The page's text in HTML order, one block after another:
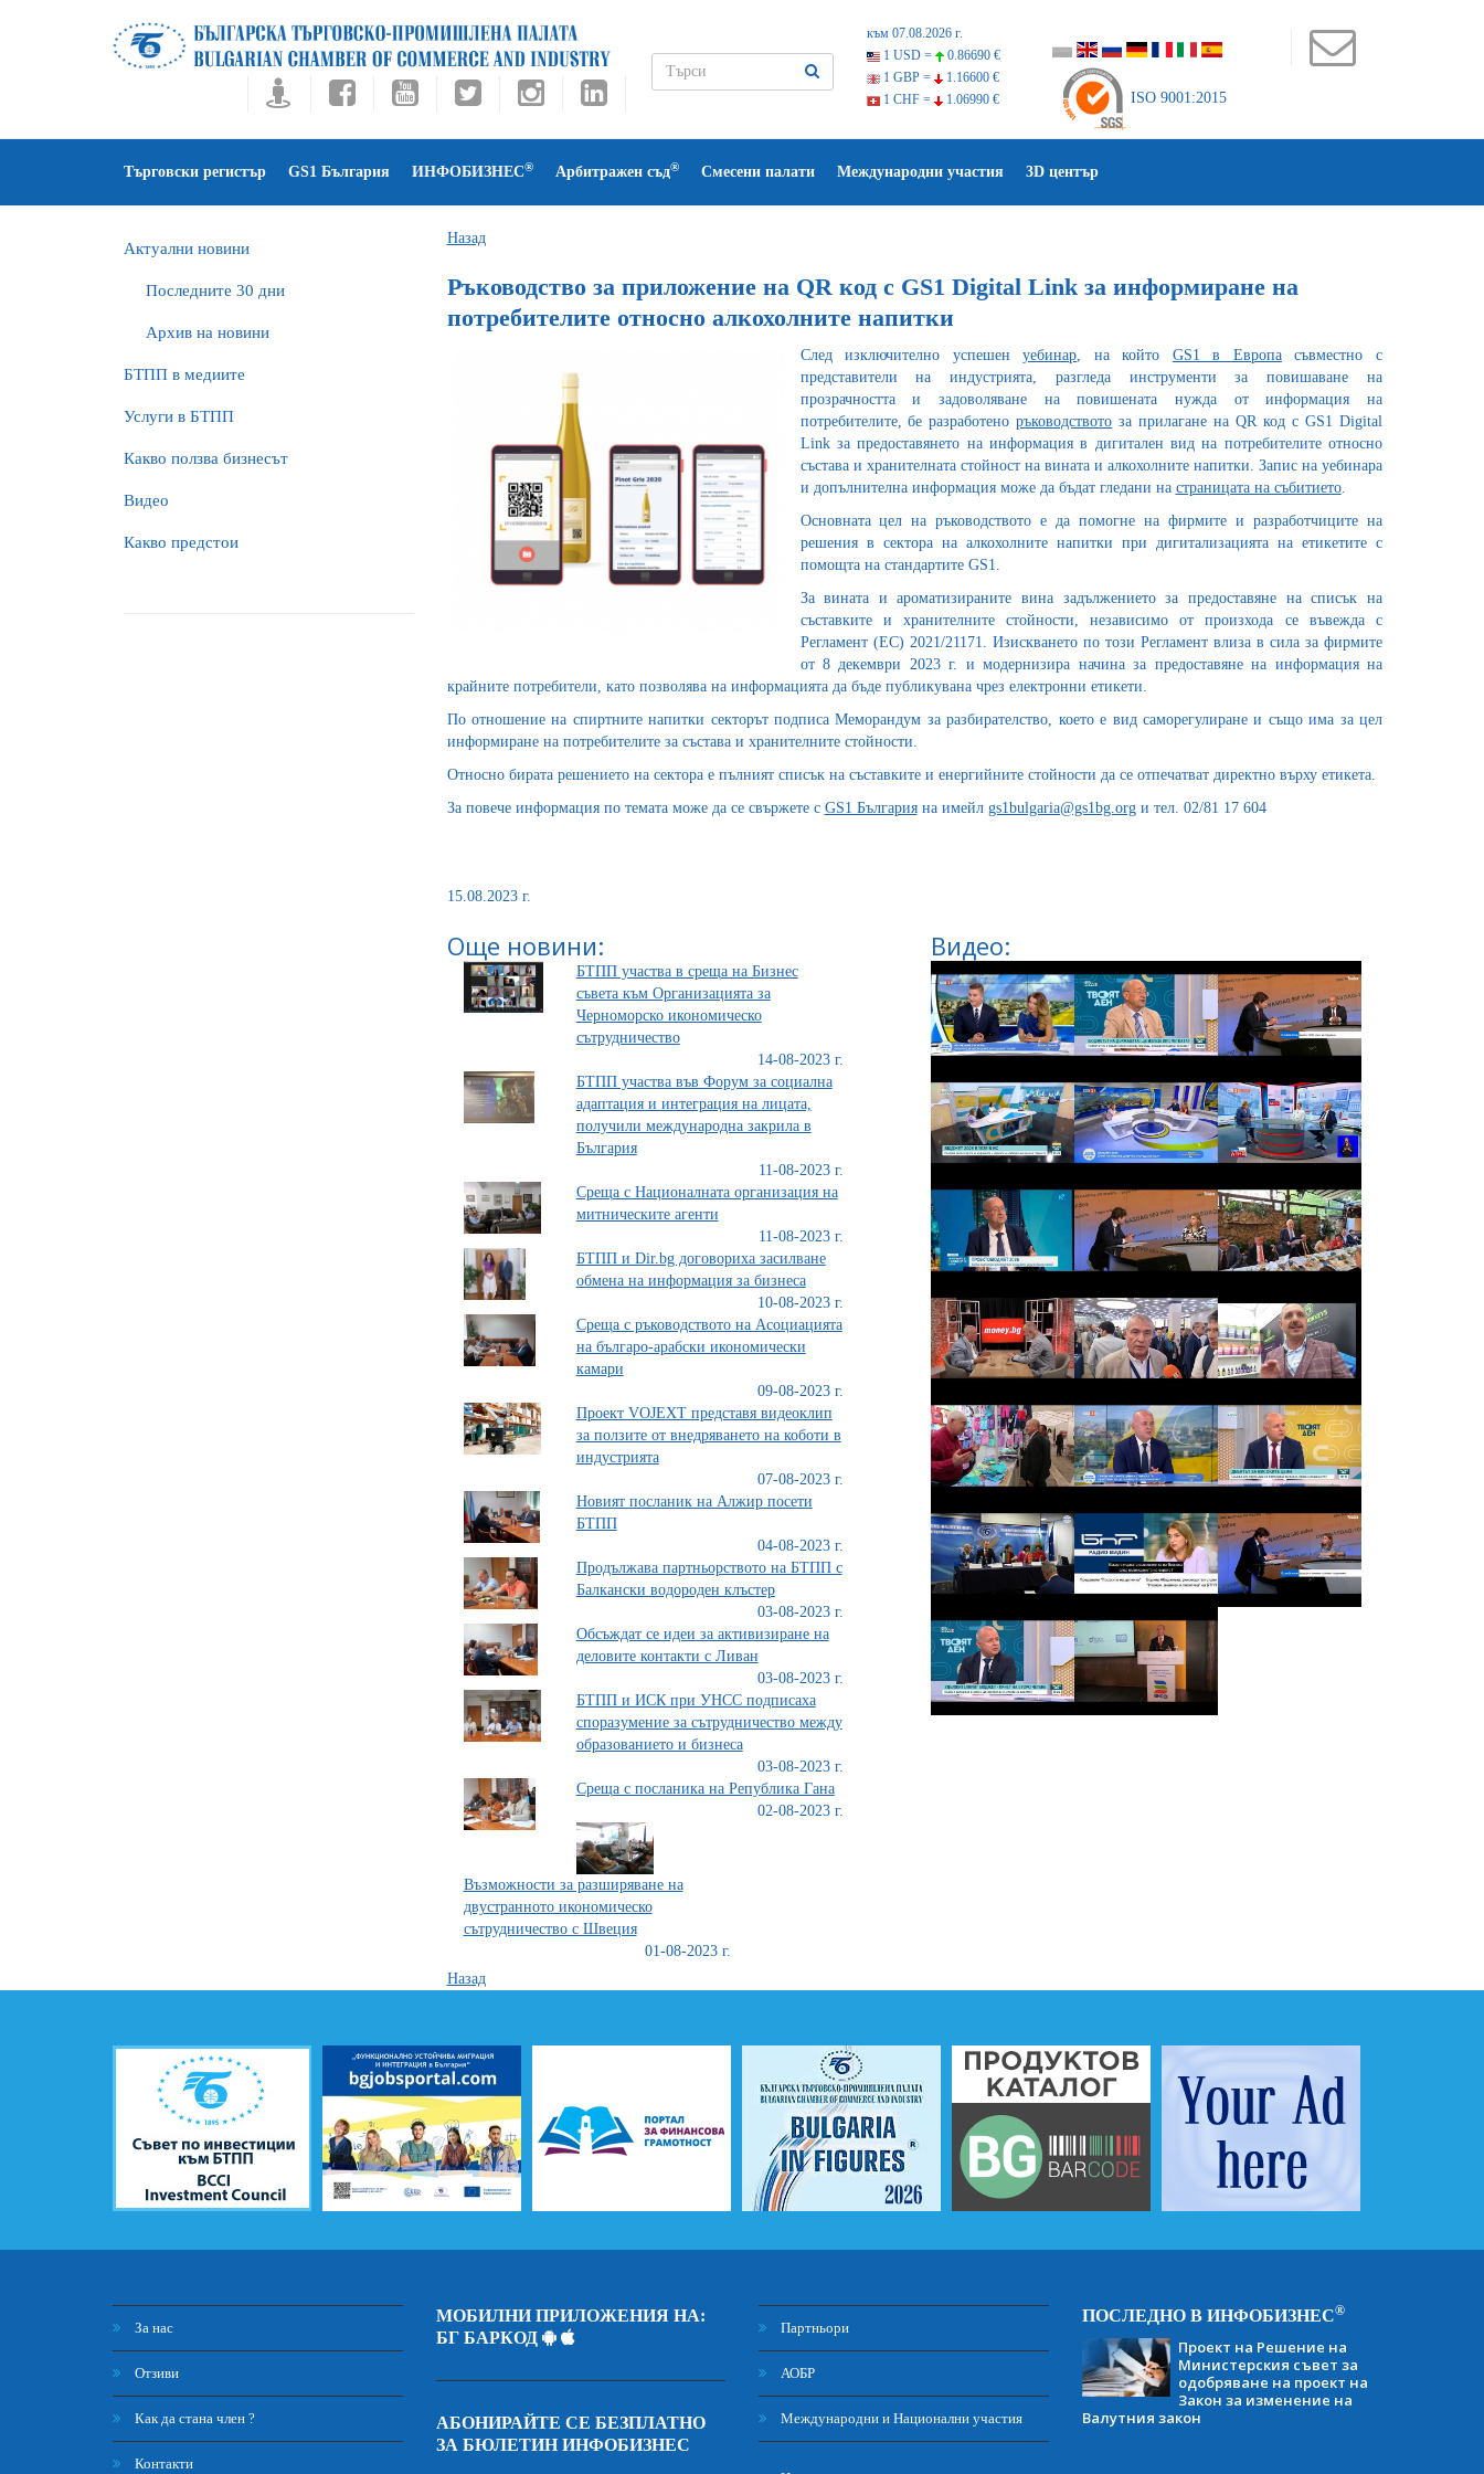
към 07.08.2026 г.
1 USD =
0.86690 €
1 GBP =
1.16600 €
1 CHF =
1.06990 € ISO 9001:2015
Търговски регистър GS1 България ИНФОБИЗНЕС® Арбитражен съд® Смесени палати Международни участия 3D център
Актуални новини
Последните 30 дни
Архив на новини
БTПП в медиите
Услуги в БТПП
Какво ползва бизнесът
Видео
Какво предстои
Назад
Ръководство за приложение на QR код с GS1 Digital Link за информиране на
потребителите относно алкохолните напитки
След изключително успешенуебинар, на който GS1 в Европасъвместно с
представители на индустрията, разгледа инструменти за повишаване на
прозрачността и задоволяване на повишената нужда от информация на
потребителите, бе разработеноръководството за прилагане на QR код с GS1 Digital
Link за предоставянето на информация в дигитален вид на потребителите относно
състава и хранителната стойност на вината и алкохолните напитки. Запис на уебинара
и допълнителна информация може да бъдат гледани на страницата на събитието.
Основната цел на ръководството е да помогне на фирмите и разработчиците на
решения в сектора на алкохолните напитки при дигитализацията на етикетите с
помощта на стандартите GS1.
За вината и ароматизираните вина задължението за предоставяне на списък на
съставките и хранителните стойности, независимо от произхода се въвежда с
Регламент (ЕС) 2021/21171. Изискването по този Регламент влиза в сила за фирмите
от 8 декември 2023 г. и модернизира начина за предоставяне на информация на
крайните потребители, като позволява на информацията да бъде публикувана чрез електронни етикети.
По отношение на спиртните напитки секторът подписа Меморандум за разбирателство, което е вид саморегулиране и също има за цел
информиране на потребителите за състава и хранителните стойности.
Относно бирата решението на сектора е пълният списък на съставките и енергийните стойности да се отпечатват директно върху етикета.
За повече информация по темата може да се свържете с GS1 Българияна имейл gs1bulgaria@gs1bg.orgи тел. 02/81 17 604
15.08.2023 г.
Още новини:
БТПП участва в среща на Бизнес
съвета към Организацията за
Черноморско икономическо
сътрудничество
14-08-2023 г.
БТПП участва във Форум за социална
адаптация и интеграция на лицата,
получили международна закрила в
България
11-08-2023 г.
Среща с Националната организация на
митническите агенти
11-08-2023 г.
БТПП и Dir.bg договориха засилване
обмена на информация за бизнеса
10-08-2023 г.
Среща с ръководството на Асоциацията
на българо-арабски икономически
камари
09-08-2023 г.
Проект VOJEXT представя видеоклип
за ползите от внедряването на коботи в
индустрията
07-08-2023 г.
Новият посланик на Алжир посети
БТПП
04-08-2023 г.
Продължава партньорството на БТПП с
Балкански водороден клъстер
03-08-2023 г.
Обсъждат се идеи за активизиране на
деловите контакти с Ливан
03-08-2023 г.
БТПП и ИСК при УНСС подписаха
споразумение за сътрудничество между
образованието и бизнеса
03-08-2023 г.
Среща с посланика на Република Гана
02-08-2023 г.
Възможности за разширяване на
двустранното икономическо
сътрудничество с Швеция
01-08-2023 г.
Видео:
Назад
За нас
Отзиви
Как да стана член ?
Контакти
МОБИЛНИ ПРИЛОЖЕНИЯ НА:
БГ БАРКОД
АБОНИРАЙТЕ СЕ БЕЗПЛАТНО
ЗА БЮЛЕТИН ИНФОБИЗНЕС
Партньори
АОБР
Международни и Национални участия
ПОСЛЕДНО В ИНФОБИЗНЕС®
Проект на Решение на
Министерския съвет за
одобряване на проект на
Закон за изменение на
Валутния закон